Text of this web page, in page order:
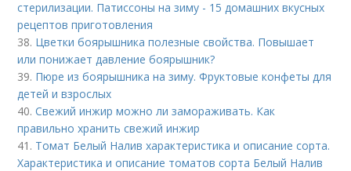
стерилизации. Патиссоны на зиму - 15 домашних вкусных
рецептов приготовления
38. Цветки боярышника полезные свойства. Повышает
или понижает давление боярышник?
39. Пюре из боярышника на зиму. Фруктовые конфеты для
детей и взрослых
40.Свежий инжир можно ли замораживать. Как
правильно хранить свежий инжир
41. Томат Белый Налив характеристика и описание сорта.
Характеристика и описание томатов сорта Белый Налив